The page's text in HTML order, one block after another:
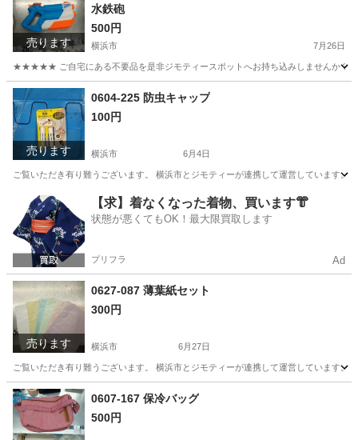
売ります
水鉄砲
500円
横浜市 7月26日
★★★★★ ご自宅にある不要品を是非ジモティースポットへお持ち込みしませんか？
神奈川 横浜市 おもちゃ NERF
売ります
0604-225 防虫キャップ
100円
横浜市 6月4日
ご覧いただき有り難うございます。 横浜市とジモティーが連携して運営していま
神奈川 その他 リユース
【求】着なくなった着物、買います👘
状態が悪くてもOK！最大限買取します
プリフラ Ad
売ります
0627-087 薄葉紙セット
300円
横浜市 6月27日
ご覧いただき有り難うございます。 横浜市とジモティーが連携して運営していま
神奈川 横浜市 ラッピング用品 リユース
0607-167 保冷バッグ
500円